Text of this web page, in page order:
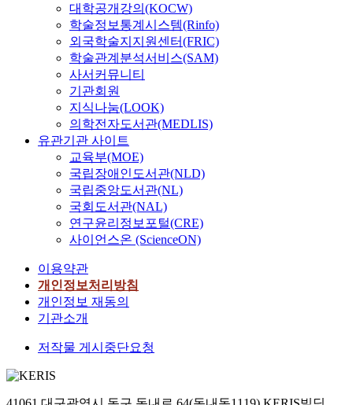
대학공개강의(KOCW)
학술정보통계시스템(Rinfo)
외국학술지지원센터(FRIC)
학술관계분석서비스(SAM)
사서커뮤니티
기관회원
지식나눔(LOOK)
의학전자도서관(MEDLIS)
유관기관 사이트
교육부(MOE)
국립장애인도서관(NLD)
국립중앙도서관(NL)
국회도서관(NAL)
연구윤리정보포털(CRE)
사이언스온 (ScienceON)
이용약관
개인정보처리방침
개인정보 재동의
기관소개
저작물 게시중단요청